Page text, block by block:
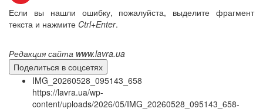
Если вы нашли ошибку, пожалуйста, выделите фрагмент
текста и нажмите Ctrl+Enter.
Редакция сайта www.lavra.ua
Поделиться в соцсетях
IMG_20260528_095143_658
https://lavra.ua/wp-
content/uploads/2026/05/IMG_20260528_095143_658-